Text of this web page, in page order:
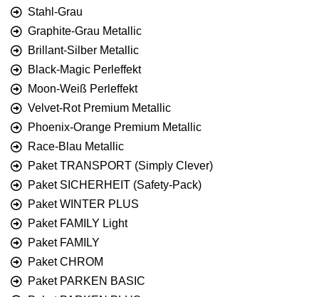
Stahl-Grau
Graphite-Grau Metallic
Brillant-Silber Metallic
Black-Magic Perleffekt
Moon-Weiß Perleffekt
Velvet-Rot Premium Metallic
Phoenix-Orange Premium Metallic
Race-Blau Metallic
Paket TRANSPORT (Simply Clever)
Paket SICHERHEIT (Safety-Pack)
Paket WINTER PLUS
Paket FAMILY Light
Paket FAMILY
Paket CHROM
Paket PARKEN BASIC